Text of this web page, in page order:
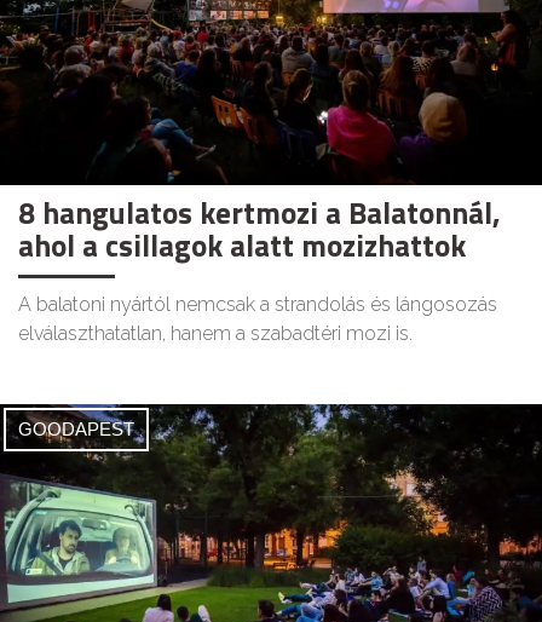
8 hangulatos kertmozi a Balatonnál,
ahol a csillagok alatt mozizhattok
A balatoni nyártól nemcsak a strandolás és lángosozás
elválaszthatatlan, hanem a szabadtéri mozi is.
GOODAPEST